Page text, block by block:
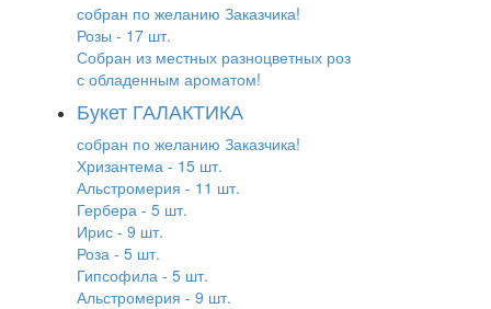
собран по желанию Заказчика!
Розы - 17 шт.
Собран из местных разноцветных роз
с обладенным ароматом!
Букет ГАЛАКТИКА
собран по желанию Заказчика!
Хризантема - 15 шт.
Альстромерия - 11 шт.
Гербера - 5 шт.
Ирис - 9 шт.
Роза - 5 шт.
Гипсофила - 5 шт.
Альстромерия - 9 шт.